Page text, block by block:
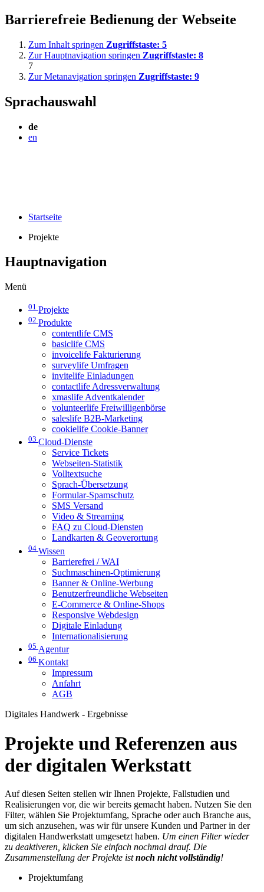
Barrierefreie Bedienung der Webseite
Zum Inhalt springen Zugriffstaste: 5
Zur Hauptnavigation springen Zugriffstaste: 8
7
Zur Metanavigation springen Zugriffstaste: 9
Sprachauswahl
de
en
Startseite
Projekte
Hauptnavigation
Menü
01 Projekte
02 Produkte
contentlife CMS
basiclife CMS
invoicelife Fakturierung
surveylife Umfragen
invitelife Einladungen
contactlife Adressverwaltung
xmaslife Adventkalender
volunteerlife Freiwilligenbörse
saleslife B2B-Marketing
cookielife Cookie-Banner
03 Cloud-Dienste
Service Tickets
Webseiten-Statistik
Volltextsuche
Sprach-Übersetzung
Formular-Spamschutz
SMS Versand
Video & Streaming
FAQ zu Cloud-Diensten
Landkarten & Geoverortung
04 Wissen
Barrierefrei / WAI
Suchmaschinen-Optimierung
Banner & Online-Werbung
Benutzerfreundliche Webseiten
E-Commerce & Online-Shops
Responsive Webdesign
Digitale Einladung
Internationalisierung
05 Agentur
06 Kontakt
Impressum
Anfahrt
AGB
Digitales Handwerk - Ergebnisse
Projekte und Referenzen aus
der digitalen Werkstatt
Auf diesen Seiten stellen wir Ihnen Projekte, Fallstudien und
Realisierungen vor, die wir bereits gemacht haben. Nutzen Sie den
Filter, wählen Sie Projektumfang, Sprache oder auch Branche aus,
um sich anzusehen, was wir für unsere Kunden und Partner in der
digitalen Handwerkstatt umgesetzt haben. Um einen Filter wieder
zu deaktiveren, klicken Sie einfach nochmal drauf. Die
Zusammenstellung der Projekte istnoch nicht vollständig!
Projektumfang